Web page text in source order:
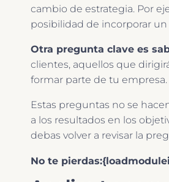
cambio de estrategia. Por
posibilidad de incorporar un
Otra pregunta clave es
clientes, aquellos que
formar parte de tu empresa.
Estas preguntas no se
a los resultados en los
debas volver a revisar la
No te